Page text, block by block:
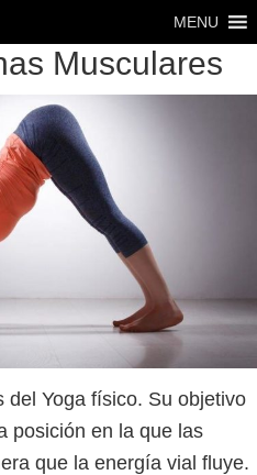
MENU
Musculares
del Yoga físico. Su objetivo
posición en la que las
que la energía vial fluye.